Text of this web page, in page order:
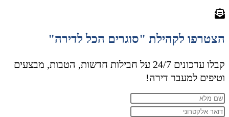
הצטרפו לקהילת "סוגרים הכל לדירה"
קבלו עדכונים 24/7 על חבילות חדשות, הטבות, מבצעים
וטיפים למעבר דירה!